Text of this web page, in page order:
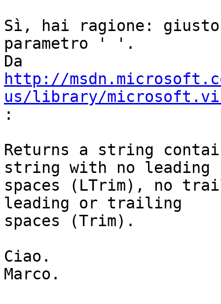
Sì, hai ragione:
parametro ' '.
http://
us/library/
:
Returns a string
string with no leading
spaces (LTrim), no
leading or trailing
spaces (Trim).
Ciao.
Marco.